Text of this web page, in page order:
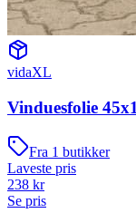
vidaXL
Vinduesfolie
Fra 1 butikker
Laveste pris
238 kr
Se pris